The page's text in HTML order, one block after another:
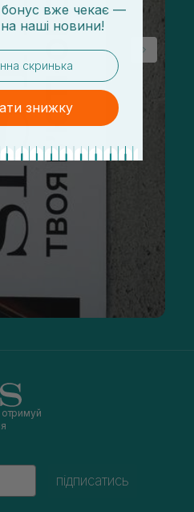
отримуй
підписатись
бонус вже чекає —
на наші новини!
знижку